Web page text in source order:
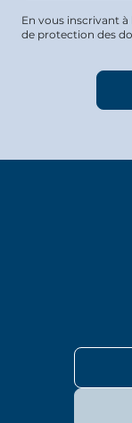
En vous inscrivant
de protection des